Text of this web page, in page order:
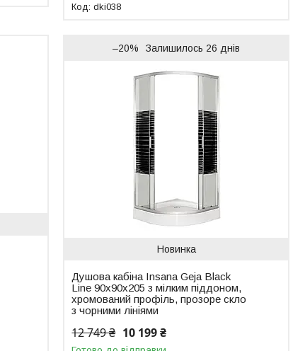
dki038
–20% Залишилось 26 днів
Новинка
Душова кабіна Insana Geja Black
Line 90x90x205 з мілким піддоном,
хромований профіль, прозоре скло
з чорними лініями
12 749 ₴ 10 199 ₴